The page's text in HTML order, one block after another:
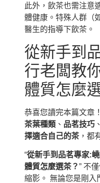
此外，飲茶也需注意
體健康。特殊人群（
醫生的指導下飲茶。
從新手到
行老闆教
體質怎麼
恭喜您讀完本篇文章
茶葉種類 、 品茗技巧 、
擇適合自己的茶，都
“從新手到品茗專家:
體質怎麼選茶？” 不
縮影。 無論您是剛入